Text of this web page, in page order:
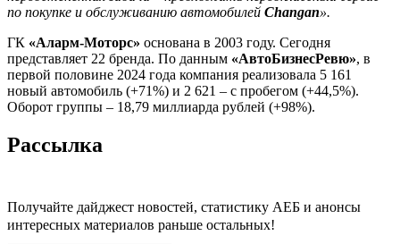
по покупке и обслуживанию автомобилей Changan».
ГК «Аларм-Моторс» основана в 2003 году. Сегодня
представляет 22 бренда. По данным «АвтоБизнесРевю», в
первой половине 2024 года компания реализовала 5 161
новый автомобиль (+71%) и 2 621 – с пробегом (+44,5%).
Оборот группы – 18,79 миллиарда рублей (+98%).
Рассылка
Получайте дайджест новостей, статистику АЕБ и анонсы
интересных материалов раньше остальных!